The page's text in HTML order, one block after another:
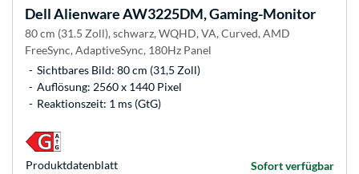
DellAlienware AW3225DM, Gaming-Monitor
80 cm (31.5 Zoll), schwarz, WQHD, VA, Curved, AMD
FreeSync, AdaptiveSync, 180Hz Panel
Sichtbares Bild: 80 cm (31,5 Zoll)
Auflösung: 2560 x 1440 Pixel
Reaktionszeit: 1 ms (GtG)
Sofort verfügbar
Produkt­datenblatt